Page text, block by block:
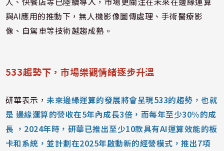
與AI應用的推動下，無人機影像圖傳處理、手術醫療影
像、自駕車等技術越趨成熟。
533趨勢下，市場樂觀情緒逐步升溫
研華表示，未來邊緣運算的發展將會呈現533的趨勢，也就
是 邊緣運算的營收在5年內成長3倍，而每年至少30%的成
長 ，2024年時，研華已推出至少10款具有AI運算效能的板
卡和系統，並計劃在2025年啟動新的經營模式，推出7項